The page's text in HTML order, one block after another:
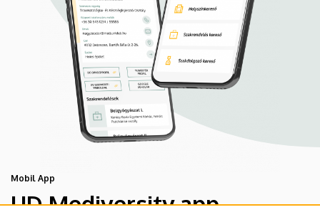
Mobil App
UD Mediversity app